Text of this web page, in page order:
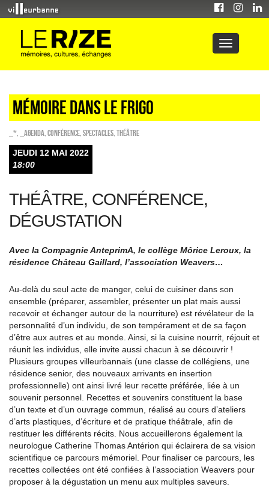
MÉmoire dans le frigo
_* _Agenda Conférence SPECTACLES Théâtre
JEUDI 12 MAI 2022
18:00
THÉÂTRE, CONFÉRENCE,
DÉGUSTATION
Avec la Compagnie AnteprimA, le collège Môrice Leroux, la
résidence Château Gaillard, l’association Weavers…
Au-delà du seul acte de manger, celui de cuisiner dans son
ensemble (préparer, assembler, présenter un plat mais aussi
recevoir et échanger autour de la nourriture) est révélateur de la
personnalité d’un individu, de son tempérament et de sa façon
d’être aux autres et au monde. Ainsi, si la cuisine nourrit, réjouit et
réunit les individus, elle invite aussi chacun à se découvrir !
Plusieurs groupes villeurbannais (une classe de collégiens, une
résidence senior, des nouveaux arrivants en insertion
professionnelle) ont ainsi livré leur recette préférée, liée à un
souvenir personnel. Recettes et souvenirs constituent la base
d’un texte et d’un ouvrage commun, réalisé au cours d’ateliers
d’arts plastiques, d’écriture et de pratique théâtrale, afin de
restituer les différents récits. Nous accueillerons également la
neurologue Catherine Thomas Antérion qui éclairera de sa vision
scientifique ce parcours mémoriel. Pour finaliser ce parcours, les
recettes collectées ont été confiées à l’association Weavers pour
proposer à la dégustation un menu aux multiples saveurs.